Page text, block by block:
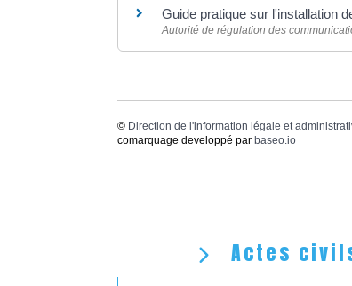
Guide pratique sur l'installation
Autorité de régulation des
© Direction de l'information légale et
comarquage developpé par baseo.io
Actes